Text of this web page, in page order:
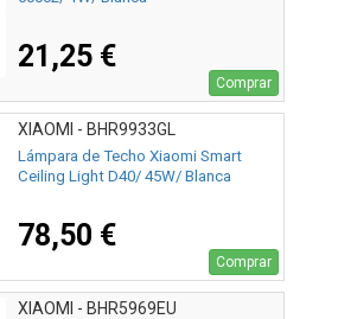
21,25 €
Comprar
XIAOMI - BHR9933GL
Lámpara de Techo Xiaomi Smart
Ceiling Light D40/ 45W/ Blanca
78,50 €
Comprar
XIAOMI - BHR5969EU